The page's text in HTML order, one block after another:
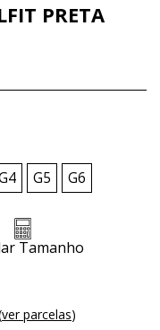
PRETA
G5 G6
Tamanho
ver parcelas